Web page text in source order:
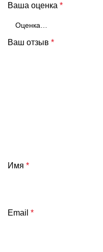
Ваша оценка *
Ваш отзыв *
Имя *
Email *